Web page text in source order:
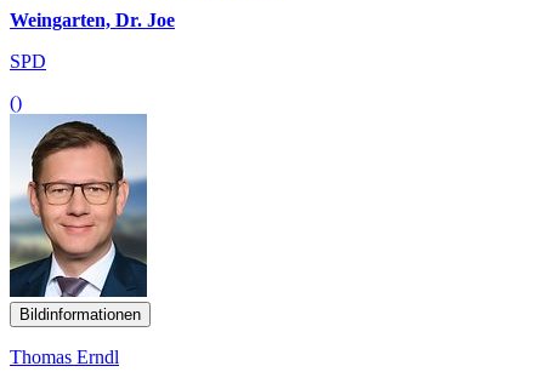
Weingarten, Dr. Joe
SPD
()
Bildinformationen
Thomas Erndl